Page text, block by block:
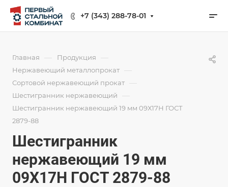
+7 (343) 288-78-01
Главная — Продукция —
Нержавеющий металлопрокат —
Сортовой нержавеющий прокат —
Шестигранник нержавеющий —
Шестигранник нержавеющий 19 мм 09Х17Н ГОСТ
2879-88
Шестигранник
нержавеющий 19 мм
09Х17Н ГОСТ 2879-88